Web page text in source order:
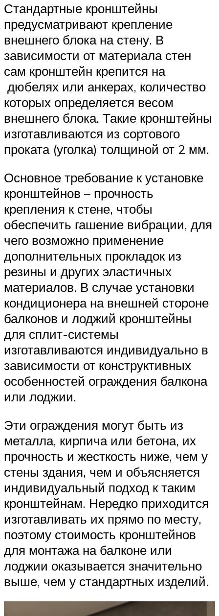
Стандартные кронштейны
предусматривают крепление
внешнего блока на стену. В
зависимости от материала стен
сам кронштейн крепится на
дюбелях или анкерах, количество
которых определяется весом
внешнего блока. Такие кронштейны
изготавливаются из сортового
проката (уголка) толщиной от 2 мм.
Основное требование к установке
кронштейнов – прочность
крепления к стене, чтобы
обеспечить гашение вибрации, для
чего возможно применение
дополнительных прокладок из
резины и других эластичных
материалов. В случае установки
кондиционера на внешней стороне
балконов и лоджий кронштейны
для сплит-системы
изготавливаются индивидуально в
зависимости от конструктивных
особенностей ограждения балкона
или лоджии.
Эти ограждения могут быть из
металла, кирпича или бетона, их
прочность и жесткость ниже, чем у
стены здания, чем и объясняется
индивидуальный подход к таким
кронштейнам. Нередко приходится
изготавливать их прямо по месту,
поэтому стоимость кронштейнов
для монтажа на балконе или
лоджии оказывается значительно
выше, чем у стандартных изделий.